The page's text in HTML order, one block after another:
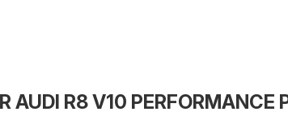
AUDI R8 V10 PERFORMANCE